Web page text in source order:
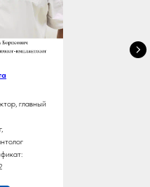
минимизации
физических
вызвать
и
главный